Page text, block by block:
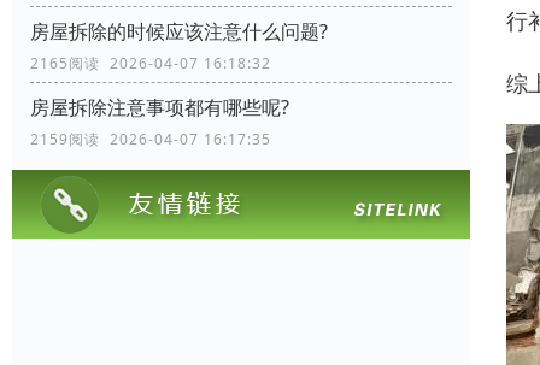
房屋拆除的时候应该注意什么问题?
2165阅读 2026-04-07 16:18:32
房屋拆除注意事项都有哪些呢?
2159阅读 2026-04-07 16:17:35
行
综